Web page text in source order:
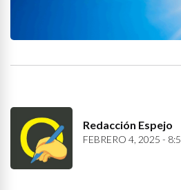
Redacción Espejo
FEBRERO 4, 2025 -